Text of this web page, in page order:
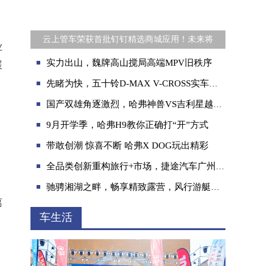
云上管车荣获首批钉钉精选商城应用！未来将
实力出山，魏牌高山搅局高端MPV旧秩序
先睹为快，五十铃D-MAX V-CROSS实车功能配置让人眼热
国产双雄角逐激烈，哈弗神兽VS吉利星越L究竟翻谁牌子？
9月开学季，哈弗H9教你正确打“开”方式
带敢创潮 惊喜不断 哈弗X DOG玩出精彩
全品类创新重构旅行+市场，捷途汽车广州车展领潮旅行新范式
驰骋湘湖之畔，畅享精致露营，风行游艇刷新驾驭体验
车生活